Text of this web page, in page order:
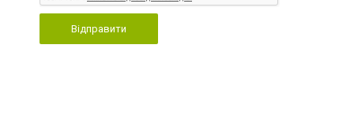
Відправити